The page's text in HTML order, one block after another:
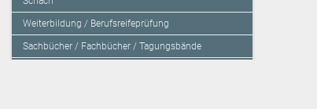
Weiterbildung / Berufsreifeprüfung
Sachbücher / Fachbücher / Tagungsbände